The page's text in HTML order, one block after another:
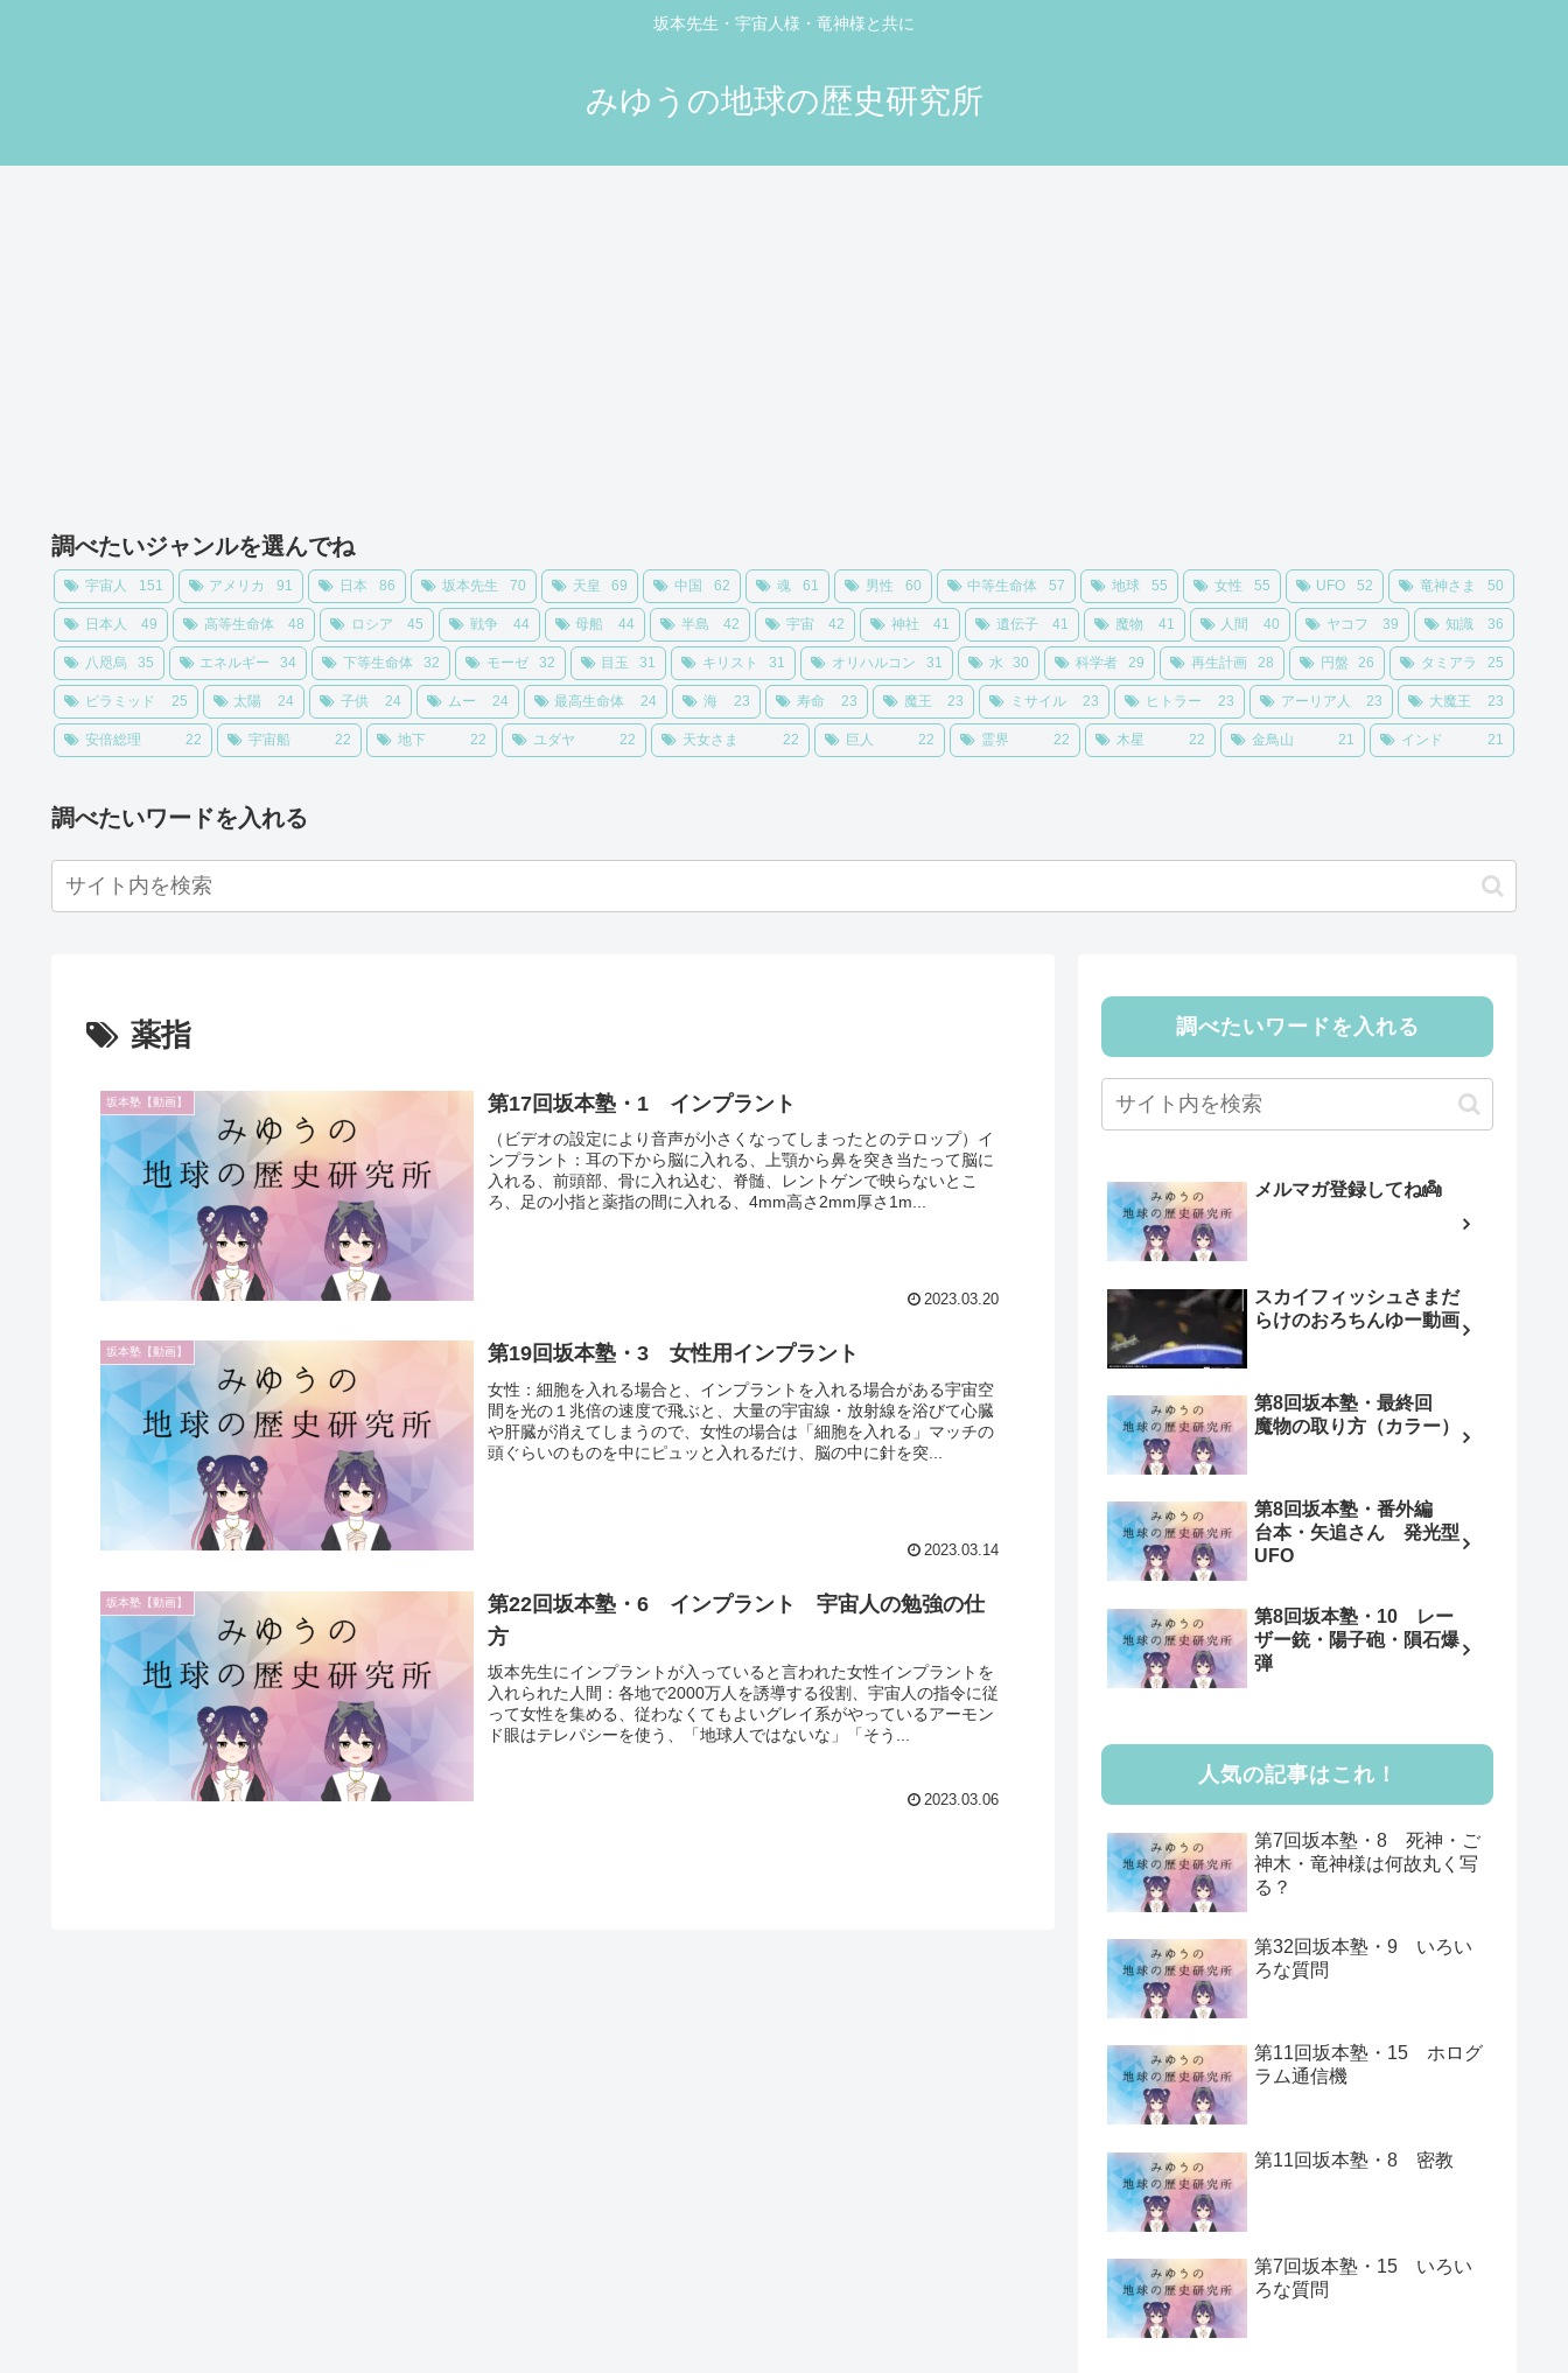
坂本先生・宇宙人様・竜神様と共に
みゆうの地球の歴史研究所
調べたいジャンルを選んでね
宇宙人 151 アメリカ 91 日本 86 坂本先生 70 天皇 69 中国 62 魂 61 男性 60 中等生命体 57 地球 55 女性 55 UFO 52 竜神さま 50
日本人 49 高等生命体 48 ロシア 45 戦争 44 母船 44 半島 42 宇宙 42 神社 41 遺伝子 41 魔物 41 人間 40 ヤコフ 39 知識 36
八咫烏 35 エネルギー 34 下等生命体 32 モーゼ 32 目玉 31 キリスト 31 オリハルコン 31 水 30 科学者 29 再生計画 28 円盤 26 タミアラ 25
ピラミッド 25 太陽 24 子供 24 ムー 24 最高生命体 24 海 23 寿命 23 魔王 23 ミサイル 23 ヒトラー 23 アーリア人 23 大魔王 23
安倍総理 22 宇宙船 22 地下 22 ユダヤ 22 天女さま 22 巨人 22 霊界 22 木星 22 金鳥山 21 インド 21
調べたいワードを入れる
薬指
坂本塾【動画】 第17回坂本塾・1 インプラント
（ビデオの設定により音声が小さくなってしまったとのテロップ）イ
ンプラント：耳の下から脳に入れる、上顎から鼻を突き当たって脳に
入れる、前頭部、骨に入れ込む、脊髄、レントゲンで映らないとこ
ろ、足の小指と薬指の間に入れる、4mm高さ2mm厚さ1m...
2023.03.20
坂本塾【動画】 第19回坂本塾・3 女性用インプラント
女性：細胞を入れる場合と、インプラントを入れる場合がある宇宙空
間を光の１兆倍の速度で飛ぶと、大量の宇宙線・放射線を浴びて心臓
や肝臓が消えてしまうので、女性の場合は「細胞を入れる」マッチの
頭ぐらいのものを中にピュッと入れるだけ、脳の中に針を突...
2023.03.14
坂本塾【動画】
第22回坂本塾・6 インプラント 宇宙人の勉強の仕
方
坂本先生にインプラントが入っていると言われた女性インプラントを
入れられた人間：各地で2000万人を誘導する役割、宇宙人の指令に従
って女性を集める、従わなくてもよいグレイ系がやっているアーモン
ド眼はテレパシーを使う、「地球人ではないな」「そう...
2023.03.06
調べたいワードを入れる
メルマガ登録してね👼
スカイフィッシュさまだ
らけのおろちんゆー動画
第8回坂本塾・最終回
魔物の取り方（カラー）
第8回坂本塾・番外編
台本・矢追さん 発光型
UFO
第8回坂本塾・10 レー
ザー銃・陽子砲・隕石爆
弾
人気の記事はこれ！
第7回坂本塾・8 死神・ご
神木・竜神様は何故丸く写
る？
第32回坂本塾・9 いろい
ろな質問
第11回坂本塾・15 ホログ
ラム通信機
第11回坂本塾・8 密教
第7回坂本塾・15 いろい
ろな質問